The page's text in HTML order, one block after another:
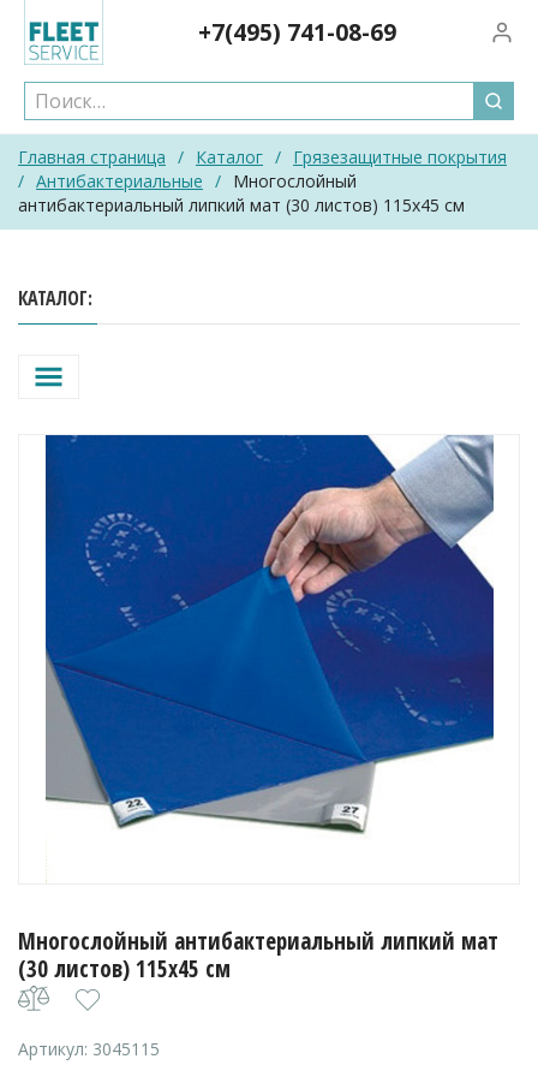
content
+7(495) 741-08-69
Главная страница / Каталог / Грязезащитные покрытия
/ Антибактериальные / Многослойный
антибактериальный липкий мат (30 листов) 115х45 см
Многослойный антибактериальный липкий мат
(30 листов) 115х45 см
Артикул: 3045115
КАТАЛОГ